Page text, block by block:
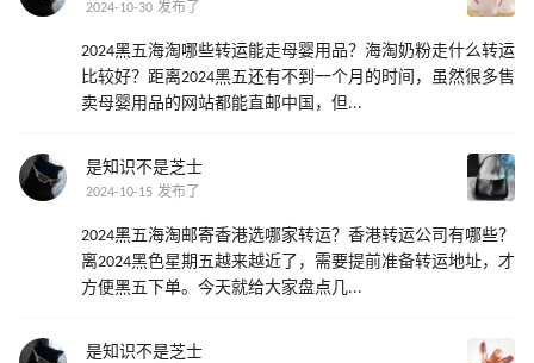
2024-10-30 发布了
2024黑五海淘哪些转运能走母婴用品？海淘奶粉走什么转运
比较好？距离2024黑五还有不到一个月的时间，虽然很多售
卖母婴用品的网站都能直邮中国，但...
是知识不是芝士
2024-10-15 发布了
2024黑五海淘邮寄香港选哪家转运？香港转运公司有哪些？
离2024黑色星期五越来越近了，需要提前准备转运地址，才
方便黑五下单。今天就给大家盘点几...
是知识不是芝士